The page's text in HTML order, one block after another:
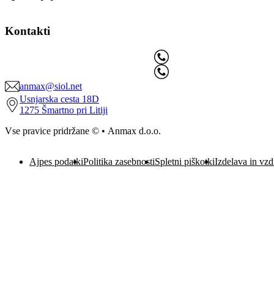
Kontakti
anmax@siol.net
Usnjarska cesta 18D
1275 Šmartno pri Litiji
Vse pravice pridržane © • Anmax d.o.o.
Ajpes podatkiPolitika zasebnostiSpletni piškotkiIzdelava in